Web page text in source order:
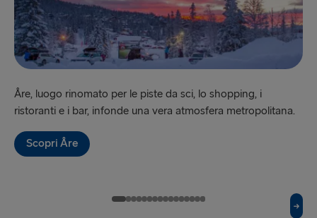
Holyhead → Dublin
Hook of Holland → Harwich
Karlskrona → Gdynia
Kiel → Gothenburg
Liepāja → Travemünde
Liverpool → Belfast
Åre, luogo rinomato per le piste da sci, lo shopping, i
ristoranti e i bar, infonde una vera atmosfera metropolitana.
Scopri Åre